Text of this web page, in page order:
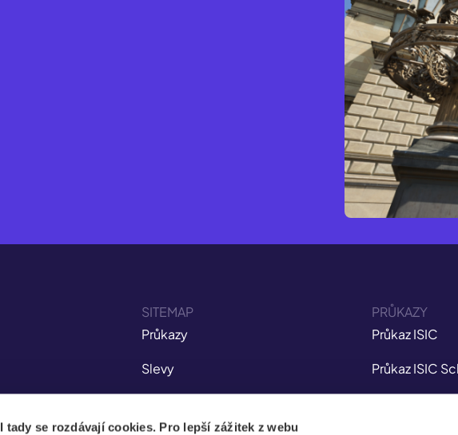
I tady se rozdávají cookies. Pro lepší zážitek z webu
SITEMAP
Průkazy
Slevy
PRŮKAZY
Průkaz ISIC
Průkaz ISIC